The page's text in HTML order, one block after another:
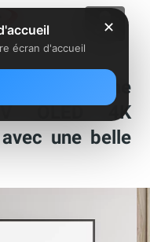
une
OLED 4K
une belle
✕
écran d'accueil